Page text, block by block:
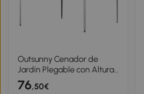
Outsunny Cenador de
Jardín Plegable con Altura
Ajustable Bolsa de
Transporte Impermeable
76,50€